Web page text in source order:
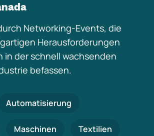
Networking-Events, die
Herausforderungen
in der schnell wachsenden
befassen.
Automatisierung
Maschinen Textilien